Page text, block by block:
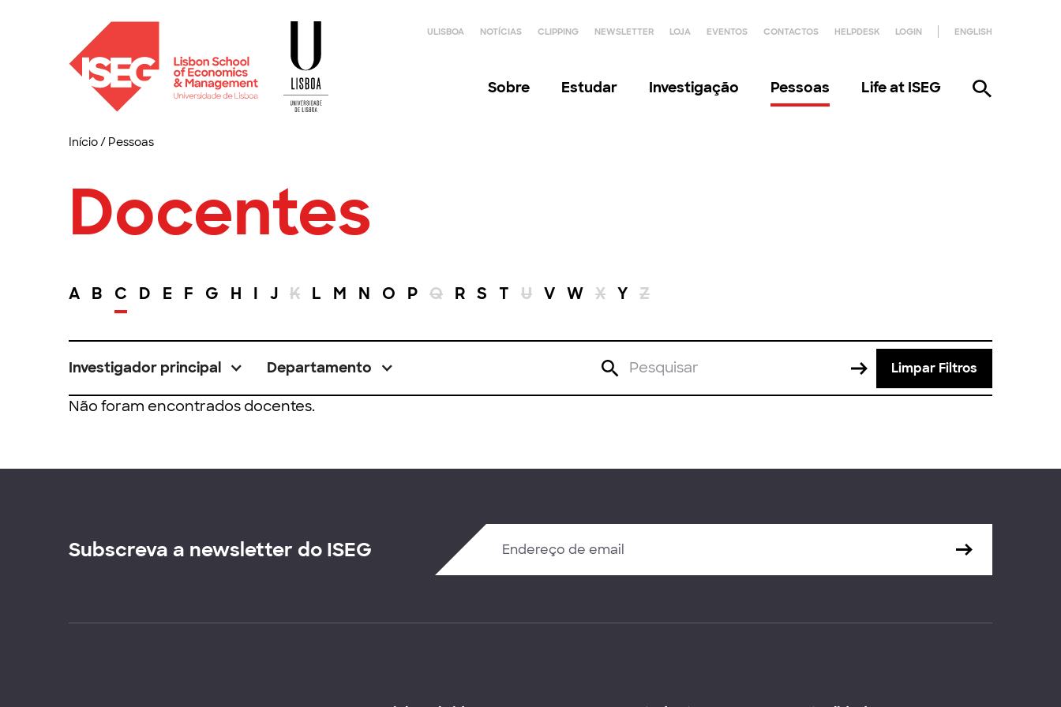
ULISBOA NOTÍCIAS CLIPPING NEWSLETTER LOJA EVENTOS CONTACTOS HELPDESK LOGIN ENGLISH
Sobre Estudar Investigação Pessoas Life at ISEG
Início/ Pessoas
Docentes
A B C D E F G H I J K L M N O P Q R S T U V W X Y Z
Investigador principal Departamento Limpar Filtros
Não foram encontrados docentes.
Subscreva a newsletter do ISEG